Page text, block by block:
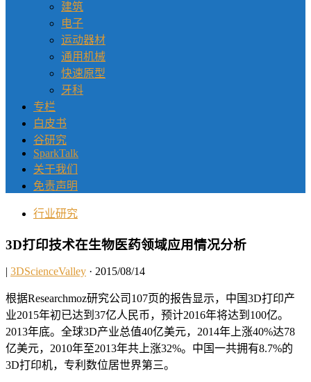
建筑
电子
运动器材
通用机械
快速原型
牙科
专栏
白皮书
谷研究
SparkTalk
关于我们
免责声明
行业研究
3D打印技术在生物医药领域应用情况分析
| 3DScienceValley · 2015/08/14
根据Researchmoz研究公司107页的报告显示，中国3D打印产
业2015年初已达到37亿人民币，预计2016年将达到100亿。
2013年底。全球3D产业总值40亿美元，2014年上涨40%达78
亿美元，2010年至2013年共上涨32%。中国一共拥有8.7%的
3D打印机，专利数位居世界第三。